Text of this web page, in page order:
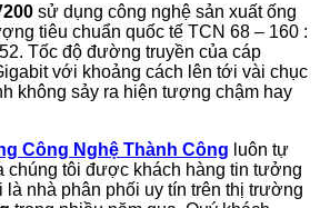
sử dụng công nghệ sản xuất ống
tiêu chuẩn quốc tế TCN 68 – 160 :
Tốc độ đường truyền của cáp
với khoảng cách lên tới vài chục
không sảy ra hiện tượng chậm hay
Công Nghệ Thành Công luôn tự
chúng tôi được khách hàng tin tưởng
là nhà phân phối uy tín trên thị trường